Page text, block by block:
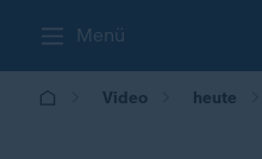
Menü
Video heute